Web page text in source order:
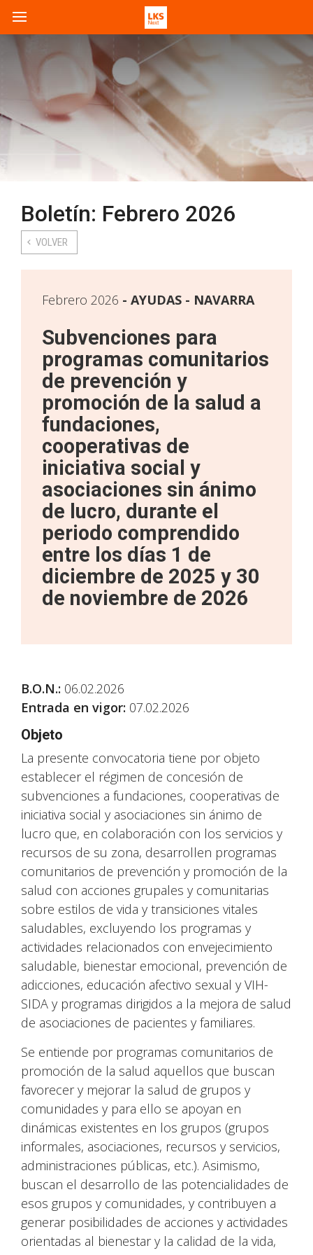
Boletín: Febrero 2026
VOLVER
Febrero 2026 AYUDAS - NAVARRA
Subvenciones para
programas comunitarios
de prevención y
promoción de la salud a
fundaciones,
cooperativas de
iniciativa social y
asociaciones sin ánimo
de lucro, durante el
periodo comprendido
entre los días 1 de
diciembre de 2025 y 30
de noviembre de 2026
B.O.N.: 06.02.2026
Entrada en vigor: 07.02.2026
Objeto
La presente convocatoria tiene por objeto
establecer el régimen de concesión de
subvenciones a fundaciones, cooperativas de
iniciativa social y asociaciones sin ánimo de
lucro que, en colaboración con los servicios y
recursos de su zona, desarrollen programas
comunitarios de prevención y promoción de la
salud con acciones grupales y comunitarias
sobre estilos de vida y transiciones vitales
saludables, excluyendo los programas y
actividades relacionados con envejecimiento
saludable, bienestar emocional, prevención de
adicciones, educación afectivo sexual y VIH-
SIDA y programas dirigidos a la mejora de salud
de asociaciones de pacientes y familiares.
Se entiende por programas comunitarios de
promoción de la salud aquellos que buscan
favorecer y mejorar la salud de grupos y
comunidades y para ello se apoyan en
dinámicas existentes en los grupos (grupos
informales, asociaciones, recursos y servicios,
administraciones públicas, etc.). Asimismo,
buscan el desarrollo de las potencialidades de
esos grupos y comunidades, y contribuyen a
generar posibilidades de acciones y actividades
orientadas al bienestar y la calidad de la vida,